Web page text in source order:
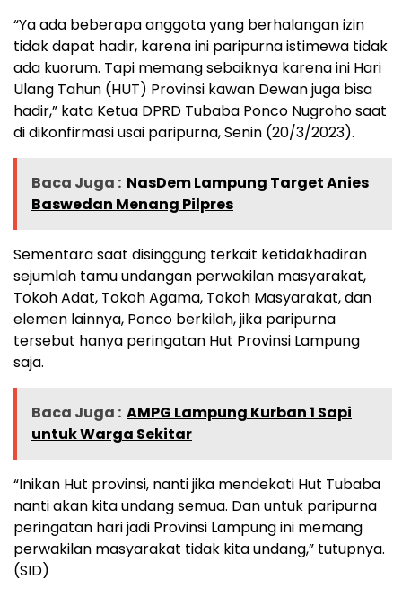
“Ya ada beberapa anggota yang berhalangan izin
tidak dapat hadir, karena ini paripurna istimewa tidak
ada kuorum. Tapi memang sebaiknya karena ini Hari
Ulang Tahun (HUT) Provinsi kawan Dewan juga bisa
hadir,” kata Ketua DPRD Tubaba Ponco Nugroho saat
di dikonfirmasi usai paripurna, Senin (20/3/2023).
Baca Juga : NasDem Lampung Target Anies
Baswedan Menang Pilpres
Sementara saat disinggung terkait ketidakhadiran
sejumlah tamu undangan perwakilan masyarakat,
Tokoh Adat, Tokoh Agama, Tokoh Masyarakat, dan
elemen lainnya, Ponco berkilah, jika paripurna
tersebut hanya peringatan Hut Provinsi Lampung
saja.
Baca Juga : AMPG Lampung Kurban 1 Sapi
untuk Warga Sekitar
“Inikan Hut provinsi, nanti jika mendekati Hut Tubaba
nanti akan kita undang semua. Dan untuk paripurna
peringatan hari jadi Provinsi Lampung ini memang
perwakilan masyarakat tidak kita undang,” tutupnya.
(SID)